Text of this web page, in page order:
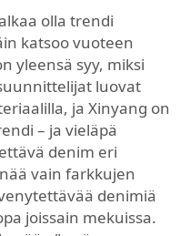
olla trendi
katsoo vuoteen
yleensä syy, miksi
luovat
ja Xinyang on
– ja vieläpä
denim eri
vain farkkujen
denimiä
joissain mekuissa.